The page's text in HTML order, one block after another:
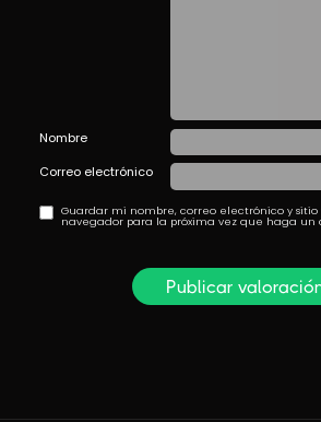
Nombre
Correo electrónico
Guardar mi nombre, correo electrónico y sitio
navegador para la próxima vez que haga un